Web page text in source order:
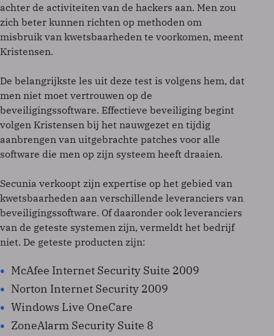
achter de activiteiten van de hackers aan. Men zou
zich beter kunnen richten op methoden om
misbruik van kwetsbaarheden te voorkomen, meent
Kristensen.
De belangrijkste les uit deze test is volgens hem, dat
men niet moet vertrouwen op de
beveiligingssoftware. Effectieve beveiliging begint
volgen Kristensen bij het nauwgezet en tijdig
aanbrengen van uitgebrachte patches voor alle
software die men op zijn systeem heeft draaien.
Secunia verkoopt zijn expertise op het gebied van
kwetsbaarheden aan verschillende leveranciers van
beveiligingssoftware. Of daaronder ook leveranciers
van de geteste systemen zijn, vermeldt het bedrijf
niet. De geteste producten zijn:
McAfee Internet Security Suite 2009
Norton Internet Security 2009
Windows Live OneCare
ZoneAlarm Security Suite 8